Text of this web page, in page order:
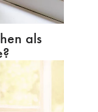
als